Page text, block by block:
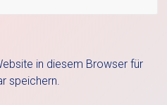
in diesem Browser für
speichern.